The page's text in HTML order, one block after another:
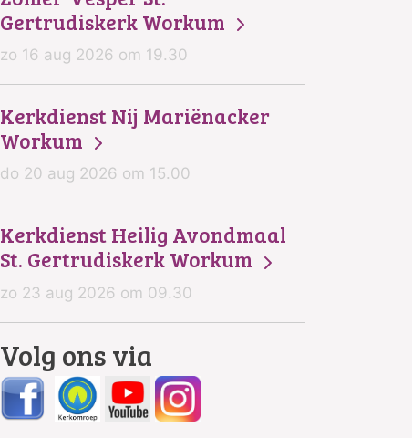
Gertrudiskerk Workum
zo 16 aug 2026 om 19.30
Kerkdienst Nij Mariënacker
Workum
do 20 aug 2026 om 15.00
Kerkdienst Heilig Avondmaal
St. Gertrudiskerk Workum
zo 23 aug 2026 om 09.30
Volg ons via